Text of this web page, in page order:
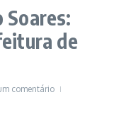
de
comentário